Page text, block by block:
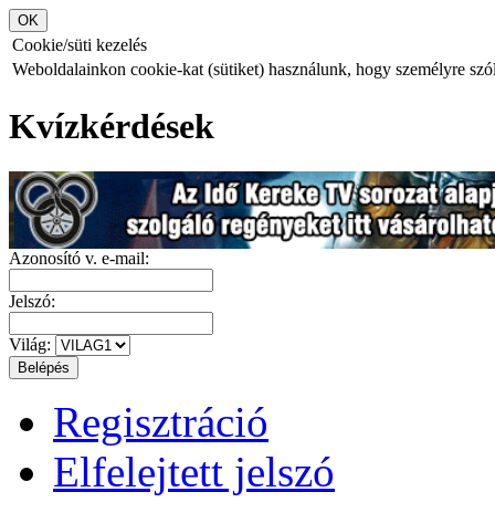
Cookie/süti kezelés
Weboldalainkon cookie-kat (sütiket) használunk, hogy személyre
Kvízkérdések
Azonosító v. e-mail:
Jelszó:
Világ:
Regisztráció
Elfelejtett jelszó